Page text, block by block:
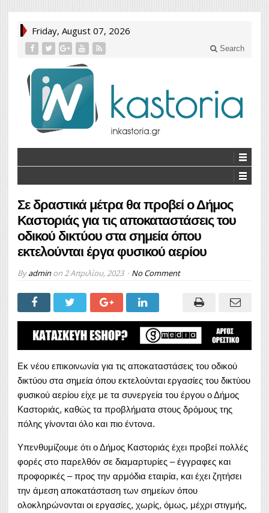
Friday, August 07, 2026
Search
Σε δραστικά μέτρα θα προβεί ο Δήμος
Καστοριάς για τις αποκαταστάσεις του
οδικού δικτύου στα σημεία όπου
εκτελούνται έργα φυσικού αερίου
Byadminon 2 Απριλίου, 2023 No Comment
Εκ νέου επικοινωνία για τις αποκαταστάσεις του οδικού
δικτύου στα σημεία όπου εκτελούνται εργασίες του δικτύου
φυσικού αερίου είχε με τα συνεργεία του έργου ο Δήμος
Καστοριάς, καθώς τα προβλήματα στους δρόμους της
πόλης γίνονται όλο και πιο έντονα.
Υπενθυμίζουμε ότι ο Δήμος Καστοριάς έχει προβεί πολλές
φορές στο παρελθόν σε διαμαρτυρίες – έγγραφες και
προφορικές – προς την αρμόδια εταιρία, και έχει ζητήσει
την άμεση αποκατάσταση των σημείων όπου
ολοκληρώνονται οι εργασίες, χωρίς, όμως, μέχρι στιγμής,